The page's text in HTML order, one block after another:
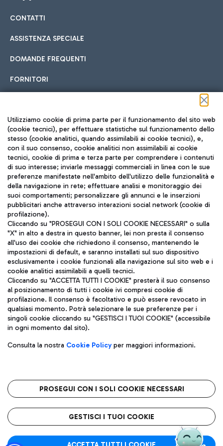
Cucina Internazionale
Fast Food
Pizza
Gelateria
Wine Bar & Sparkling
Hotel in aeroporto
Scegli l'alloggio più adatto e approfitta della vicinanza
all'aeroporto.
Car sharing
Con il Car Sharing è ancora più facile spostarsi
Treno
Raggiungi velocemente l'aeroporto di Fiumicino da Roma
tramite i servizi ferroviari Trenitalia.
Autobus
Scopri le linee di autobus per raggiungere l'aeroporto
Leonardo Da Vinci.
Raggiungi l’aeroporto senza pensieri con il servizio di taxi a
Ristoranti
Scopri la nostra offerta per una pausa gustosa in aeroporto
Mappa Aeroporto Fiumicino
CONTATTI
ASSISTENZA SPECIALE
DOMANDE FREQUENTI
FORNITORI
Seguici sui social
TRAVEL JOURNAL
ITA
Aeroporti di Roma S.p.A. - Società soggetta a direzione e
coordinamento di Mundys S.p.A.
Codice fiscale e Registro delle Imprese di Roma 13032990155 P.
IVA 06572251004
Capitale sociale 62.224.743,00 int. vers.
Sede legale: Via Pier Paolo Racchetti 1 - 00054 Fiumicino (RM)
telefono +39 06 65951
Privacy policy
Note legali
Roma FCO
L'aeroporto stellato
Utilizziamo cookie di prima parte per il funzionamento del sito web
(cookie tecnici), per effettuare statistiche sul funzionamento dello
stesso (cookie analitici, quando assimilabili ai cookie tecnici), e,
con il suo consenso, cookie analitici non assimilabili ai cookie
tecnici, cookie di prima e terza parte per comprendere i contenuti
di suo interesse; inviarle messaggi commerciali in linea con le sue
preferenze manifestate nell'ambito dell'utilizzo delle funzionalità e
della navigazione in rete; effettuare analisi e monitoraggio dei
suoi comportamenti; personalizzare gli annunci e le inserzioni
pubblicitari anche attraverso interazioni social network (cookie di
profilazione).
Cliccando su "PROSEGUI CON I SOLI COOKIE NECESSARI" o sulla
"X" in alto a destra in questo banner, lei non presta il consenso
all'uso dei cookie che richiedono il consenso, mantenendo le
impostazioni di default, e saranno installati sul suo dispositivo
esclusivamente i cookie funzionali alla navigazione sul sito web e i
cookie analitici assimilabili a quelli tecnici.
Cliccando su "ACCETTA TUTTI I COOKIE" presterà il suo consenso
al posizionamento di tutti i cookie ivi compresi cookie di
profilazione. Il consenso è facoltativo e può essere revocato in
qualsiasi momento. Potrà selezionare le sue preferenze per i
singoli cookie cliccando su "GESTISCI I TUOI COOKIE" (accessibile
in ogni momento dal sito).
Consulta la nostra Cookie Policyper maggiori informazioni.
PROSEGUI CON I SOLI COOKIE NECESSARI
GESTISCI I TUOI COOKIE